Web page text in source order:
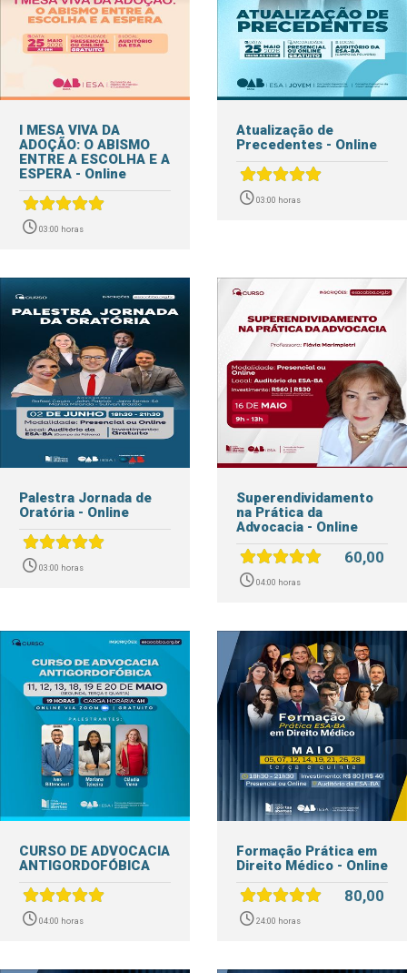
I MESA VIVA DA
ADOÇÃO: O ABISMO
ENTRE A ESCOLHA E A
ESPERA - Online
03:00 horas
Atualização de
Precedentes - Online
03:00 horas
Palestra Jornada de
Oratória - Online
03:00 horas
Superendividamento
na Prática da
Advocacia - Online
04:00 horas
60,00
CURSO DE ADVOCACIA
ANTIGORDOFÓBICA
04:00 horas
Formação Prática em
Direito Médico - Online
24:00 horas
80,00